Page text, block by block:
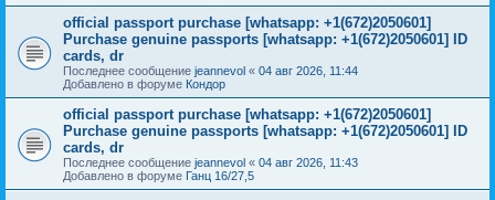
official passport purchase [whatsapp: +1(672)2050601]
Purchase genuine passports [whatsapp: +1(672)2050601] ID
cards, dr
Последнее сообщение jeannevol « 04 авг 2026, 11:44
Добавлено в форуме Кондор
official passport purchase [whatsapp: +1(672)2050601]
Purchase genuine passports [whatsapp: +1(672)2050601] ID
cards, dr
Последнее сообщение jeannevol « 04 авг 2026, 11:43
Добавлено в форуме Ганц 16/27,5